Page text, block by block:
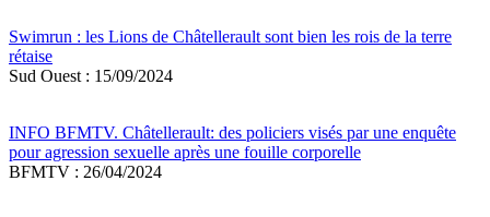
Swimrun : les Lions de Châtellerault sont bien les rois de la terre
rétaise
Sud Ouest : 15/09/2024
INFO BFMTV. Châtellerault: des policiers visés par une enquête
pour agression sexuelle après une fouille corporelle
BFMTV : 26/04/2024